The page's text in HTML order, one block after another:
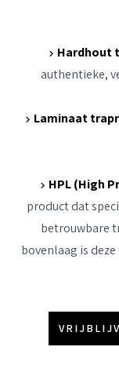
Hardhout
authentieke,
Laminaat
HPL (High
product dat
betrouwbare
bovenlaag is